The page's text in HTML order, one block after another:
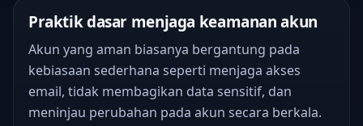
Praktik dasar menjaga keamanan akun
Akun yang aman biasanya bergantung pada
kebiasaan sederhana seperti menjaga akses
email, tidak membagikan data sensitif, dan
meninjau perubahan pada akun secara berkala.